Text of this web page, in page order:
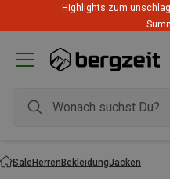
Highlights zum
SaleHerrenBekleidungJacken